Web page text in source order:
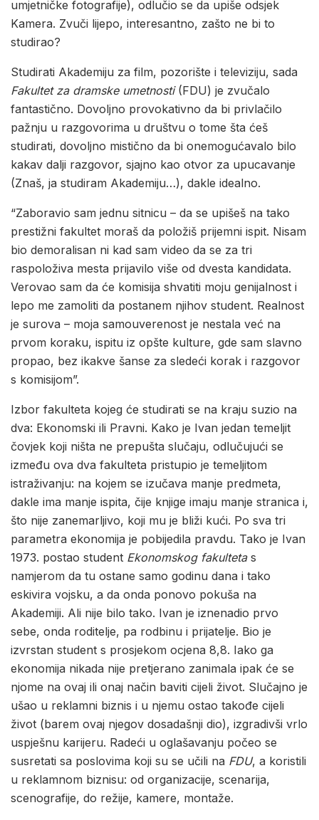
umjetničke fotografije), odlučio se da upiše odsjek
Kamera. Zvuči lijepo, interesantno, zašto ne bi to
studirao?
Studirati Akademiju za film, pozorište i televiziju, sada
Fakultet za dramske umetnosti(FDU) je zvučalo
fantastično. Dovoljno provokativno da bi privlačilo
pažnju u razgovorima u društvu o tome šta ćeš
studirati, dovoljno mistično da bi onemogućavalo bilo
kakav dalji razgovor, sjajno kao otvor za upucavanje
(Znaš, ja studiram Akademiju…), dakle idealno.
“Zaboravio sam jednu sitnicu – da se upišeš na tako
prestižni fakultet moraš da položiš prijemni ispit. Nisam
bio demoralisan ni kad sam video da se za tri
raspoloživa mesta prijavilo više od dvesta kandidata.
Verovao sam da će komisija shvatiti moju genijalnost i
lepo me zamoliti da postanem njihov student. Realnost
je surova – moja samouverenost je nestala već na
prvom koraku, ispitu iz opšte kulture, gde sam slavno
propao, bez ikakve šanse za sledeći korak i razgovor
s komisijom”.
Izbor fakulteta kojeg će studirati se na kraju suzio na
dva: Ekonomski ili Pravni. Kako je Ivan jedan temeljit
čovjek koji ništa ne prepušta slučaju, odlučujući se
između ova dva fakulteta pristupio je temeljitom
istraživanju: na kojem se izučava manje predmeta,
dakle ima manje ispita, čije knjige imaju manje stranica i,
što nije zanemarljivo, koji mu je bliži kući. Po sva tri
parametra ekonomija je pobijedila pravdu. Tako je Ivan
1973. postao student Ekonomskog fakultetas
namjerom da tu ostane samo godinu dana i tako
eskivira vojsku, a da onda ponovo pokuša na
Akademiji. Ali nije bilo tako. Ivan je iznenadio prvo
sebe, onda roditelje, pa rodbinu i prijatelje. Bio je
izvrstan student s prosjekom ocjena 8,8. Iako ga
ekonomija nikada nije pretjerano zanimala ipak će se
njome na ovaj ili onaj način baviti cijeli život. Slučajno je
ušao u reklamni biznis i u njemu ostao takođe cijeli
život (barem ovaj njegov dosadašnji dio), izgradivši vrlo
uspješnu karijeru. Radeći u oglašavanju počeo se
susretati sa poslovima koji su se učili na FDU, a koristili
u reklamnom biznisu: od organizacije, scenarija,
scenografije, do režije, kamere, montaže.